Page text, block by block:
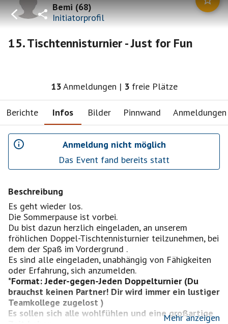
Bemi(68)
Initiatorprofil
15. Tischtennisturnier - Just for Fun
13Anmeldungen | 3 freie Plätze
Berichte Infos Bilder Pinnwand Anmeldungen
Anmeldung nicht möglich
Das Event fand bereits statt
Beschreibung
Es geht wieder los.
Die Sommerpause ist vorbei.
Du bist dazun herzlich eingeladen, an unserem
fröhlichen Doppel-Tischtennisturnier teilzunehmen, bei
dem der Spaß im Vordergrund .
Es sind alle eingeladen, unabhängig von Fähigkeiten
oder Erfahrung, sich anzumelden.
*Format:Jeder-gegen-Jeden Doppelturnier (Du
brauchst keinen Partner! Dir wird immer ein lustiger
Teamkollege zugelost )
Es sollen sich alle wohlfühlen und eine großartige
Mehr anzeigen